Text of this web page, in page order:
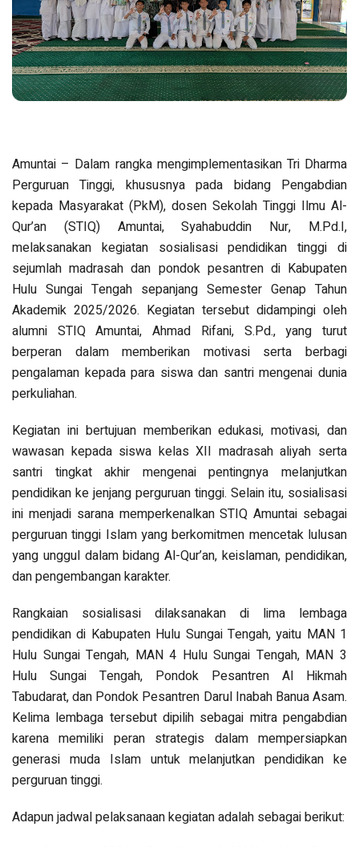
Amuntai – Dalam rangka mengimplementasikan Tri Dharma
Perguruan Tinggi, khususnya pada bidang Pengabdian
kepada Masyarakat (PkM), dosen Sekolah Tinggi Ilmu Al-
Qur’an (STIQ) Amuntai, Syahabuddin Nur, M.Pd.I,
melaksanakan kegiatan sosialisasi pendidikan tinggi di
sejumlah madrasah dan pondok pesantren di Kabupaten
Hulu Sungai Tengah sepanjang Semester Genap Tahun
Akademik 2025/2026. Kegiatan tersebut didampingi oleh
alumni STIQ Amuntai, Ahmad Rifani, S.Pd., yang turut
berperan dalam memberikan motivasi serta berbagi
pengalaman kepada para siswa dan santri mengenai dunia
perkuliahan.
Kegiatan ini bertujuan memberikan edukasi, motivasi, dan
wawasan kepada siswa kelas XII madrasah aliyah serta
santri tingkat akhir mengenai pentingnya melanjutkan
pendidikan ke jenjang perguruan tinggi. Selain itu, sosialisasi
ini menjadi sarana memperkenalkan STIQ Amuntai sebagai
perguruan tinggi Islam yang berkomitmen mencetak lulusan
yang unggul dalam bidang Al-Qur’an, keislaman, pendidikan,
dan pengembangan karakter.
Rangkaian sosialisasi dilaksanakan di lima lembaga
pendidikan di Kabupaten Hulu Sungai Tengah, yaitu MAN 1
Hulu Sungai Tengah, MAN 4 Hulu Sungai Tengah, MAN 3
Hulu Sungai Tengah, Pondok Pesantren Al Hikmah
Tabudarat, dan Pondok Pesantren Darul Inabah Banua Asam.
Kelima lembaga tersebut dipilih sebagai mitra pengabdian
karena memiliki peran strategis dalam mempersiapkan
generasi muda Islam untuk melanjutkan pendidikan ke
perguruan tinggi.
Adapun jadwal pelaksanaan kegiatan adalah sebagai berikut: